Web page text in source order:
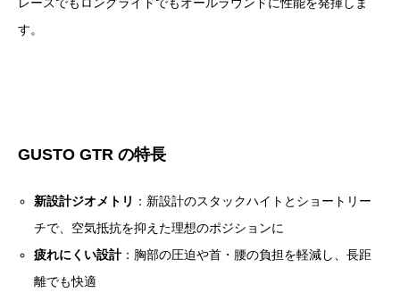
す。
GUSTO GTR の特長
新設計ジオメトリ ：新設計のスタックハイトとショートリー
チで、空気抵抗を抑えた理想のポジションに
疲れにくい設計：胸部の圧迫や首・腰の負担を軽減し、長距
離でも快適